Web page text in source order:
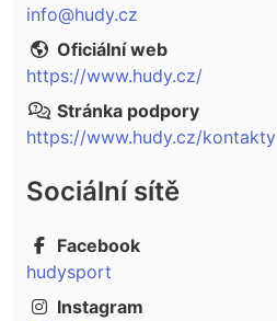
info@hudy.cz
Oficiální web
https://www.hudy.cz/
Stránka podpory
https://www.hudy.cz/kontakty
Sociální sítě
Facebook
hudysport
Instagram